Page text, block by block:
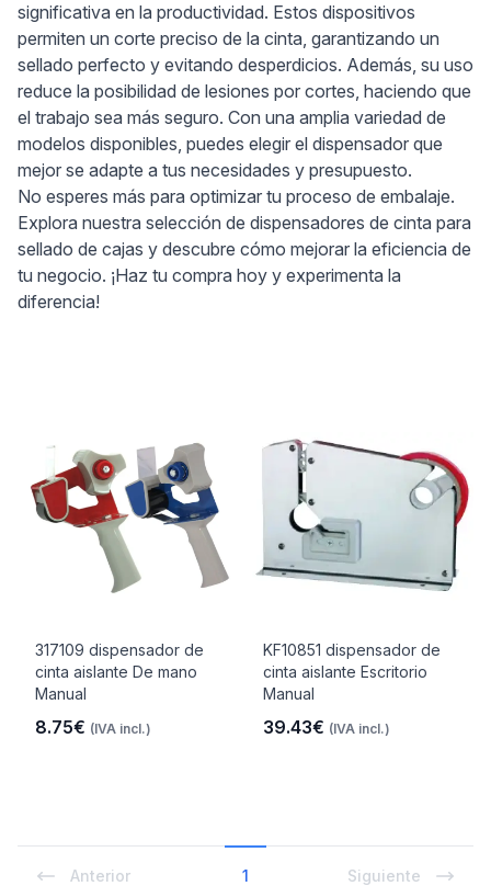
significativa en la productividad. Estos dispositivos
permiten un corte preciso de la cinta, garantizando un
sellado perfecto y evitando desperdicios. Además, su uso
reduce la posibilidad de lesiones por cortes, haciendo que
el trabajo sea más seguro. Con una amplia variedad de
modelos disponibles, puedes elegir el dispensador que
mejor se adapte a tus necesidades y presupuesto.
No esperes más para optimizar tu proceso de embalaje.
Explora nuestra selección de dispensadores de cinta para
sellado de cajas y descubre cómo mejorar la eficiencia de
tu negocio. ¡Haz tu compra hoy y experimenta la
diferencia!
317109 dispensador de
cinta aislante De mano
Manual
8.75€ (IVA incl.)
KF10851 dispensador de
cinta aislante Escritorio
Manual
39.43€ (IVA incl.)
Anterior 1 Siguiente